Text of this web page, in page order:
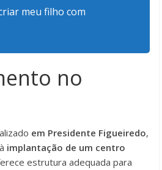
meu filho com
no
em Presidente Figueiredo,
implantação de um centro
estrutura adequada para